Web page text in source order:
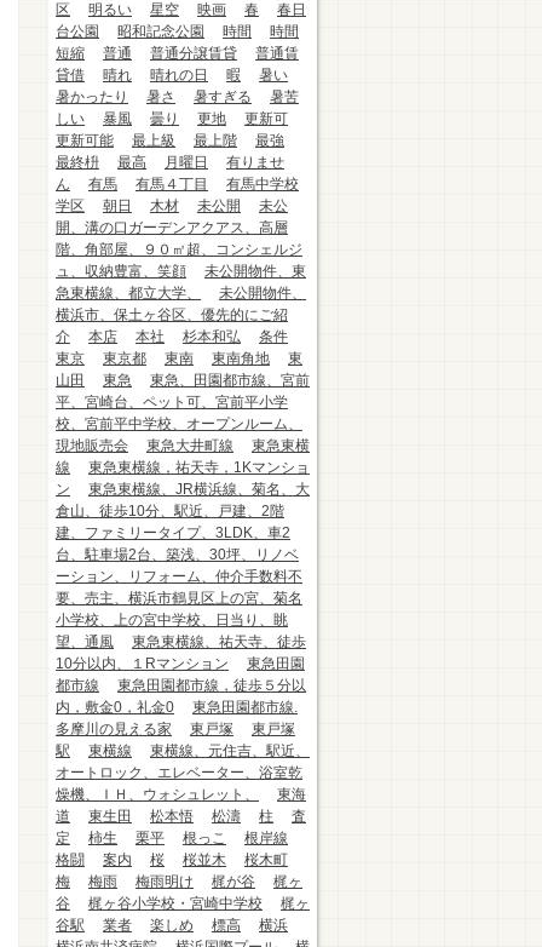
区
明るい 星空 映画 春
春日
台公園
昭和記念公園 時間
時間
短縮
普通 普通分譲賃貸
普通賃
貸借
晴れ 晴れの日 暇
暑い
暑かったり
暑さ 暑すぎる
暑苦
しい
暴風 曇り 更地
更新可
更新可能
最上級 最上階
最強
最終枡
最高 月曜日
有りませ
ん
有馬 有馬４丁目
有馬中学校
学区
朝日 木材 未公開
未公
開、溝の口ガーデンアクアス、高層
階、角部屋、９０㎡超、コンシェルジ
ュ、収納豊富、笑顔
未公開物件、東
急東横線、都立大学、
未公開物件、
横浜市、保土ヶ谷区、優先的にご紹
介
本店 本社 杉本和弘
条件
東京
東京都 東南 東南角地
東
山田
東急
東急、田園都市線、宮前
平、宮崎台、ペット可、宮前平小学
校、宮前平中学校、オープンルーム、
現地販売会
東急大井町線
東急東横
線
東急東横線，祐天寺，1Kマンショ
ン
東急東横線、JR横浜線、菊名、大
倉山、徒歩10分、駅近、戸建、2階
建、ファミリータイプ、3LDK、車2
台、駐車場2台、築浅、30坪、リノベ
ーション、リフォーム、仲介手数料不
要、売主、横浜市鶴見区上の宮、菊名
小学校、上の宮中学校、日当り、眺
望、通風
東急東横線、祐天寺、徒歩
10分以内、１Rマンション
東急田園
都市線
東急田園都市線，徒歩５分以
内，敷金0，礼金0
東急田園都市線.
多摩川の見える家
東戸塚
東戸塚
駅
東横線
東横線、元住吉、駅近、
オートロック、エレベーター、浴室乾
燥機、ＩＨ、ウォシュレット、
東海
道
東生田 松本悟 松濤 柱
査
定
柿生 栗平 根っこ
根岸線
格闘
案内 桜 桜並木
桜木町
梅
梅雨 梅雨明け 梶が谷
梶ヶ
谷
梶ヶ谷小学校・宮崎中学校
梶ヶ
谷駅
業者 楽しめ 標高
横浜